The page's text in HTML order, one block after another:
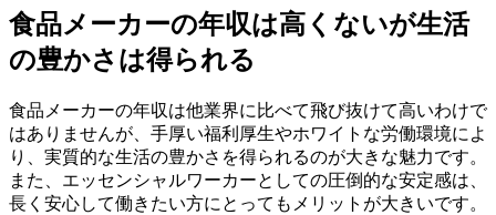
食品メーカーの年収は高くないが生活
の豊かさは得られる
食品メーカーの年収は他業界に比べて飛び抜けて高いわけで
はありませんが、手厚い福利厚生やホワイトな労働環境によ
り、実質的な生活の豊かさを得られるのが大きな魅力です。
また、エッセンシャルワーカーとしての圧倒的な安定感は、
長く安心して働きたい方にとってもメリットが大きいです。